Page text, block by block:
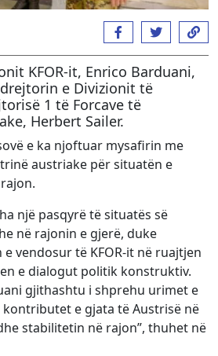
KFOR-it, Enrico Barduani,
e Divizionit të
1 të Forcave të
Herbert Sailer.
e ka njoftuar mysafirin me
austriake për situatën e
një pasqyrë të situatës së
në rajonin e gjerë, duke
vendosur të KFOR-it në ruajtjen
e dialogut politik konstruktiv.
gjithashtu i shprehu urimet e
e gjata të Austrisë në
stabilitetin në rajon”, thuhet në